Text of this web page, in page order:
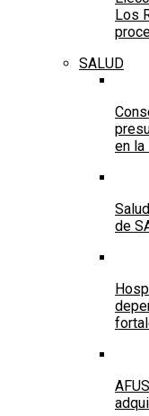
Los
SALUD
en la
de